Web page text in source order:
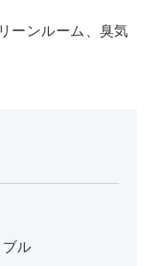
ーンルーム、臭気
ル